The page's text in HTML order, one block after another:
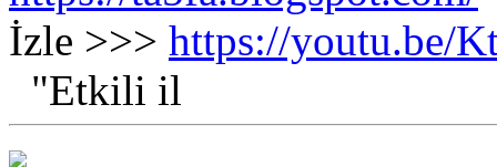
İzle >>> https://youtu.be/
"Etkili il